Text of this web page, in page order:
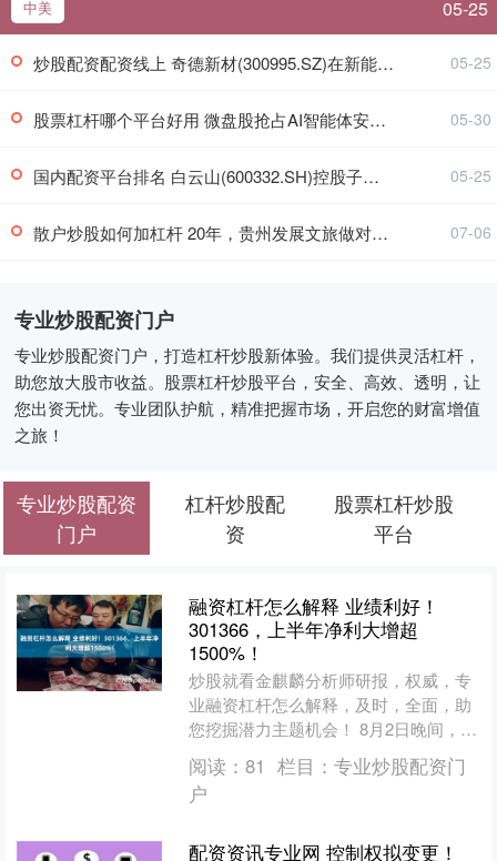
中美
05-25
炒股配资配资线上 奇德新材(300995.SZ)在新能源汽车领域与麦格纳、安道拓、延锋、弗迪精工等知名汽车零部件企业牵手合作 05-25
股票杠杆哪个平台好用 微盘股抢占AI智能体安全赛道先机 05-30
国内配资平台排名 白云山(600332.SH)控股子公司广州医药在新三板正式挂牌 05-25
散户炒股如何加杠杆 20年，贵州发展文旅做对了什么？ 07-06
专业炒股配资门户
专业炒股配资门户，打造杠杆炒股新体验。我们提供灵活杠杆，
助您放大股市收益。股票杠杆炒股平台，安全、高效、透明，让
您出资无忧。专业团队护航，精准把握市场，开启您的财富增值
之旅！
专业炒股配资
门户
杠杆炒股配
资
股票杠杆炒股
平台
融资杠杆怎么解释 业绩利好！
301366，上半年净利大增超
1500%！
炒股就看金麒麟分析师研报，权威，专
业融资杠杆怎么解释，及时，全面，助
您挖掘潜力主题机会！ 8月2日晚间，一
博科技（301366）正式发布2026年半年
报，营业收....
阅读： 81 栏目： 专业炒股配资门
户
配资资讯专业网 控制权拟变更！